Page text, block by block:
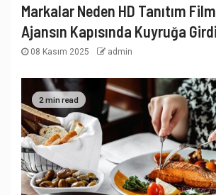
Markalar Neden HD Tanıtım
Ajansın Kapısında Kuyruğa
08 Kasım 2025 admin
2 min read